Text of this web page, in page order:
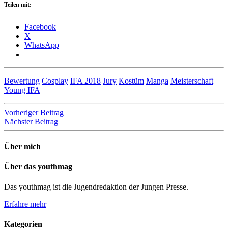
Teilen mit:
Facebook
X
WhatsApp
Bewertung Cosplay IFA 2018 Jury Kostüm Manga Meisterschaft
Young IFA
Beitragsnavigation
Vorheriger Beitrag
Nächster Beitrag
Über mich
Über das youthmag
Das youthmag ist die Jugendredaktion der Jungen Presse.
Erfahre mehr
Kategorien